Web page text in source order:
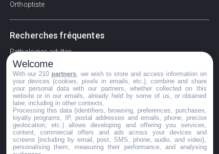
Orthoptiste
Recherches fréquentes
Pathologies adultes
Signes d'une urgence ophtalmologique
La vision
Acuité visuelle
Myosis / mydriase
Œdème oculaire
©GuideVue2024
Welcome
With our 210 partners , we wish to store and access information on
your devices (cookies, pixels in emails, etc.), combine and share
your personal data with our partners, whether collected on this
website or in our emails, already held by some of us, or obtained
later, including in other contexts.
Processing this data (identifiers, browsing, preferences, purchases,
loyalty programs, IP, postal addresses and emails, phone, precise
geolocation, etc.) allows developing and offering you services,
content, commercial offers and ads across your devices and
screens (including by email, post, SMS, phone, audio, and video),
personalising them, measuring their performance, and analysing